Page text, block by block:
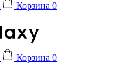
Корзина 0
Корзина 0